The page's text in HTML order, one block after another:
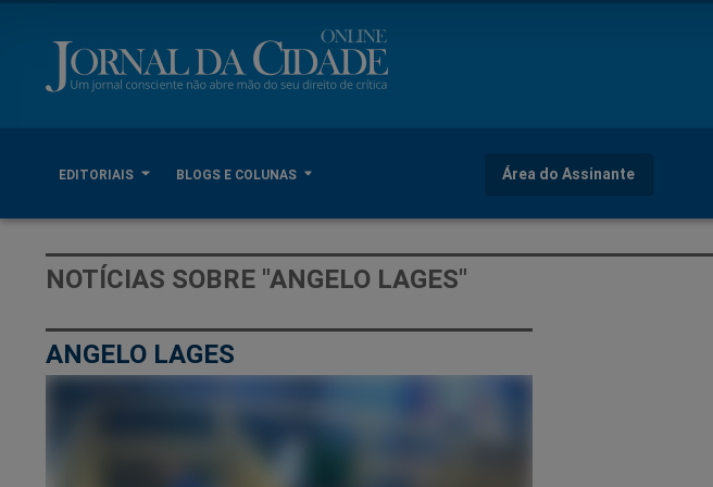
EDITORIAIS BLOGS E COLUNAS Área do Assinante
NOTÍCIAS SOBRE "ANGELO LAGES"
ANGELO LAGES